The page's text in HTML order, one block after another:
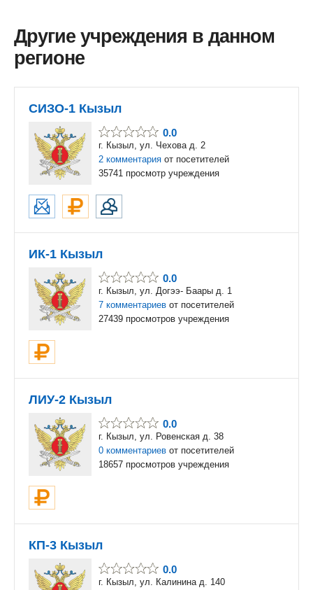
Другие учреждения в данном
регионе
СИЗО-1 Кызыл
0.0
г. Кызыл, ул. Чехова д. 2
2 комментария от посетителей
35741 просмотр учреждения
ИК-1 Кызыл
0.0
г. Кызыл, ул. Догээ- Баары д. 1
7 комментариев от посетителей
27439 просмотров учреждения
ЛИУ-2 Кызыл
0.0
г. Кызыл, ул. Ровенская д. 38
0 комментариев от посетителей
18657 просмотров учреждения
КП-3 Кызыл
0.0
г. Кызыл, ул. Калинина д. 140